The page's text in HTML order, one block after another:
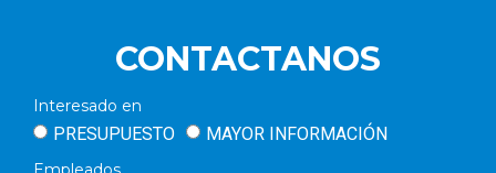
CONTACTANOS
Interesado en
PRESUPUESTO MAYOR INFORMACIÓN